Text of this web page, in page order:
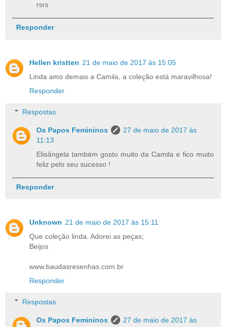
rsrs
Responder
Hellen kristten 21 de maio de 2017 às 15:05
Linda amo demais a Camila, a coleção está maravilhosa!
Responder
Respostas
Os Papos Femininos
27 de maio de 2017 às
11:13
Elisângela também gosto muito da Camila e fico muito
feliz pelo seu sucesso !
Responder
Unknown 21 de maio de 2017 às 15:11
Que coleção linda. Adorei as peças;
Beijos
www.baudasresenhas.com.br
Responder
Respostas
Os Papos Femininos
27 de maio de 2017 às